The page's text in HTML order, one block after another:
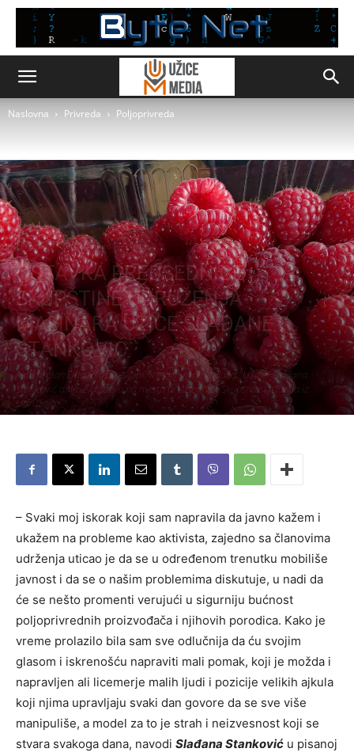
Naslovna Privreda Poljoprivreda
Privreda Poljoprivreda Užice
OSTAVKA PREDSEDNICE
SKUPŠTINE UDRUŽENJA
MALINARA UŽICE SLAĐANE
STANKOVIĆ
Aktivni član Udruženja poljoprivrednih proizvođača "Užice" Slađana
Stanković dala je ostavku na mesto predsednice Skupštine i istupila iz
Udružnja.
– Svaki moj iskorak koji sam napravila da javno kažem i
ukažem na probleme kao aktivista, zajedno sa članovima
udrženja uticao je da se u određenom trenutku mobiliše
javnost i da se o našim problemima diskutuje, u nadi da
će se nešto promenti verujući u sigurniju bućnost
poljoprivrednih proizvođača i njihovih porodica. Kako je
vreme prolazilo bila sam sve odlučnija da ću svojim
glasom i iskrenošću napraviti mali pomak, koji je možda i
napravljen ali licemerje malih ljudi i pozicije velikih ajkula
koji njima upravljaju svaki dan govore da se sve više
manipuliše, a model za to je strah i neizvesnost koji se
stvara svakoga dana, navodi Slađana Stanković u pisanoj